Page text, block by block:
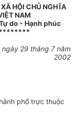
HỘI CHỦ NGHĨA
NAM
do - Hạnh phúc
ngày 29 tháng 7 năm
2002
phố trực thuộc